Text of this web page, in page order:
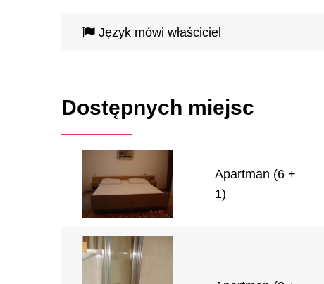
Język mówi właściciel
Dostępnych miejsc
Apartman (6 +
1)